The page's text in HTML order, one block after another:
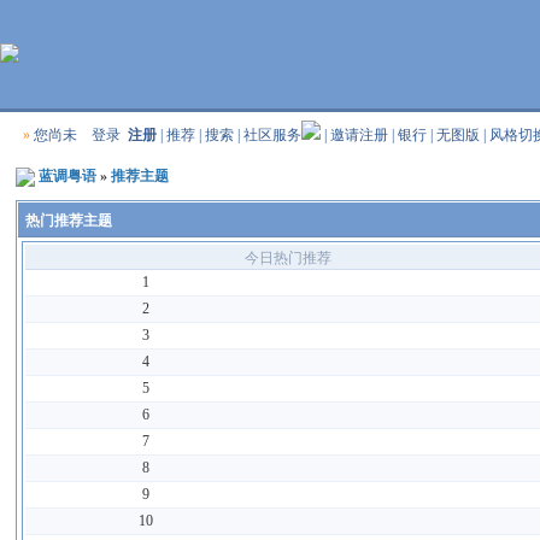
» 您尚未登录 注册 |推荐 |搜索 |社区服务 |邀请注册 |银行 |无图版 风格切
蓝调粤语 »推荐主题
热门推荐主题
今日热门推荐
1
2
3
4
5
6
7
8
9
10